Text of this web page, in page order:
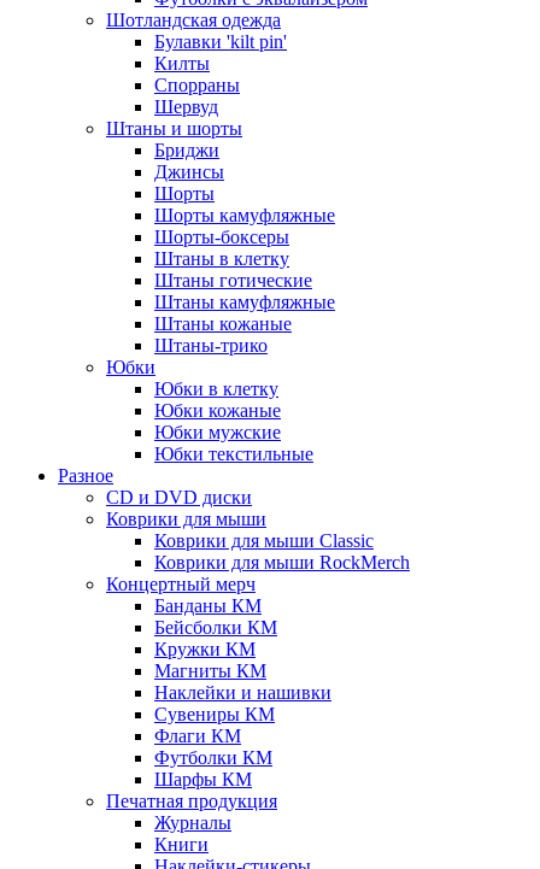
Шотландская одежда
Булавки 'kilt pin'
Килты
Спорраны
Шервуд
Штаны и шорты
Бриджи
Джинсы
Шорты
Шорты камуфляжные
Шорты-боксеры
Штаны в клетку
Штаны готические
Штаны камуфляжные
Штаны кожаные
Штаны-трико
Юбки
Юбки в клетку
Юбки кожаные
Юбки мужские
Юбки текстильные
Разное
CD и DVD диски
Коврики для мыши
Коврики для мыши Classic
Коврики для мыши RockMerch
Концертный мерч
Банданы КМ
Бейсболки КМ
Кружки КМ
Магниты КМ
Наклейки и нашивки
Сувениры КМ
Флаги КМ
Футболки КМ
Шарфы КМ
Печатная продукция
Журналы
Книги